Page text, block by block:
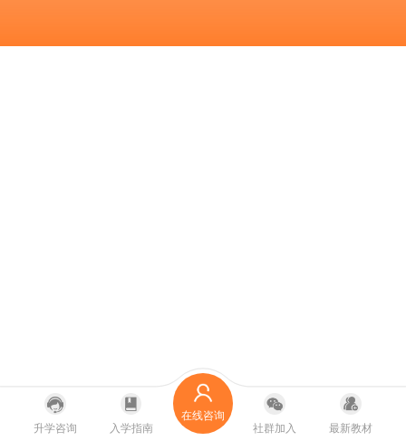
升学咨询 入学指南
在线咨询
社群加入
最新教材